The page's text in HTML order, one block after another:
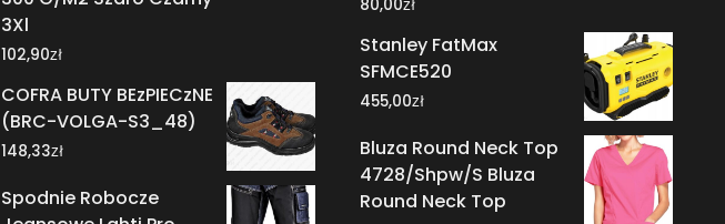
3Xl
102,90zł
COFRA BUTY BEzPIECzNE
(BRC-VOLGA-S3_48)
148,33zł
Spodnie Robocze
80,00
Stanley FatMax
SFMCE520
455,00zł
Bluza Round Neck Top
4728/Shpw/S Bluza
Round Neck Top